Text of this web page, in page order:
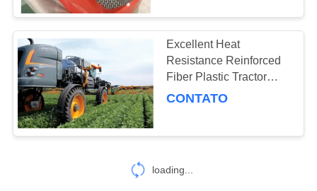
Peças médicas de
FRP
Tecnologia de SMC
54
Excellent Heat
Resistance Reinforced
Fiber Plastic Tractor
Spare Parts for Excellent
CONTATO
loading...